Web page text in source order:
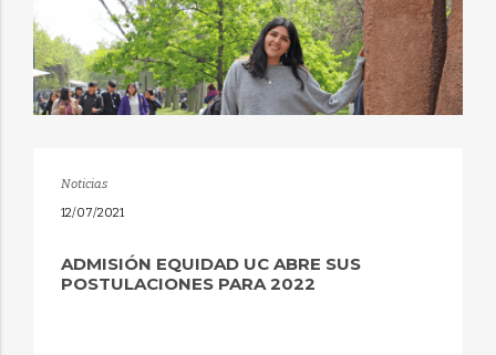
Noticias
12/07/2021
ADMISIÓN EQUIDAD UC ABRE SUS
POSTULACIONES PARA 2022